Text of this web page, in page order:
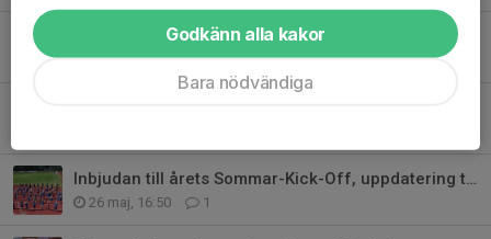
Bokade träningstider juni
8 jun, 17:39 0
Inbjudan till årets Sommar-Kick-Off, uppdatering tid mm
26 maj, 16:50 1
Godkänn alla kakor
Bara nödvändiga